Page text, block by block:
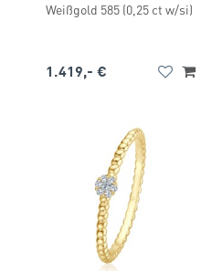
Weißgold 585 (0,25 ct w/si)
1.419,- €